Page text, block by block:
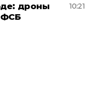
дроны
ФСБ
10:21